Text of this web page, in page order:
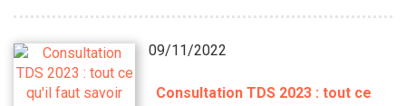
09/11/2022
Consultation TDS 2023 : tout ce